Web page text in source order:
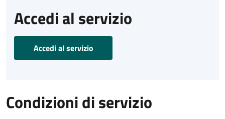
Accedi al servizio
Accedi al servizio
Condizioni di servizio